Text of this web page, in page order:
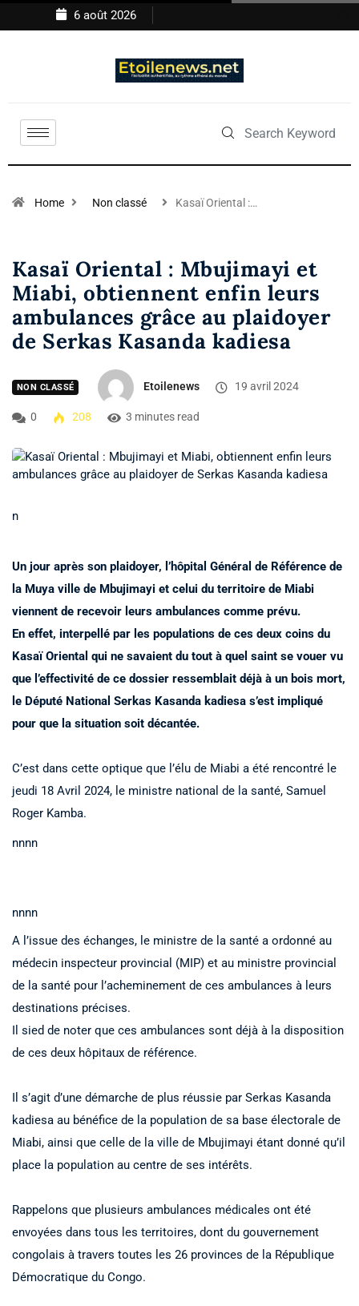
6 août 2026
Home Non classé Kasaï Oriental :…
Kasaï Oriental : Mbujimayi et
Miabi, obtiennent enfin leurs
ambulances grâce au plaidoyer
de Serkas Kasanda kadiesa
NON CLASSÉ Etoilenews 19 avril 2024
0 208 3 minutes read
n
Un jour après son plaidoyer, l’hôpital Général de Référence de
la Muya ville de Mbujimayi et celui du territoire de Miabi
viennent de recevoir leurs ambulances comme prévu.
En effet, interpellé par les populations de ces deux coins du
Kasaï Oriental qui ne savaient du tout à quel saint se vouer vu
que l’effectivité de ce dossier ressemblait déjà à un bois mort,
le Député National Serkas Kasanda kadiesa s’est impliqué
pour que la situation soit décantée.
C’est dans cette optique que l’élu de Miabi a été rencontré le
jeudi 18 Avril 2024, le ministre national de la santé, Samuel
Roger Kamba.
nnnn
nnnn
A l’issue des échanges, le ministre de la santé a ordonné au
médecin inspecteur provincial (MIP) et au ministre provincial
de la santé pour l’acheminement de ces ambulances à leurs
destinations précises.
Il sied de noter que ces ambulances sont déjà à la disposition
de ces deux hôpitaux de référence.
Il s’agit d’une démarche de plus réussie par Serkas Kasanda
kadiesa au bénéfice de la population de sa base électorale de
Miabi, ainsi que celle de la ville de Mbujimayi étant donné qu’il
place la population au centre de ses intérêts.
Rappelons que plusieurs ambulances médicales ont été
envoyées dans tous les territoires, dont du gouvernement
congolais à travers toutes les 26 provinces de la République
Démocratique du Congo.